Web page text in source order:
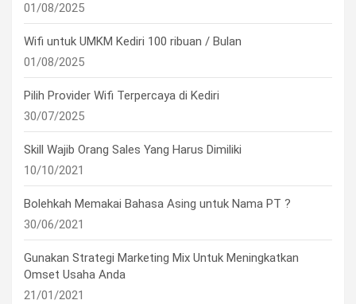
01/08/2025
Wifi untuk UMKM Kediri 100 ribuan / Bulan
01/08/2025
Pilih Provider Wifi Terpercaya di Kediri
30/07/2025
Skill Wajib Orang Sales Yang Harus Dimiliki
10/10/2021
Bolehkah Memakai Bahasa Asing untuk Nama PT ?
30/06/2021
Gunakan Strategi Marketing Mix Untuk Meningkatkan
Omset Usaha Anda
21/01/2021